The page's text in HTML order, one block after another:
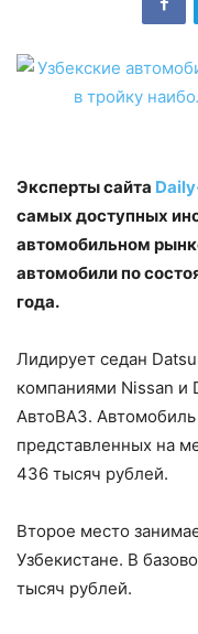
Эксперты сайта
самых доступных
автомобильном
автомобили по
года.
Лидирует седан
компаниями Nissan и
АвтоВАЗ.
представленных на
436 тысяч рублей.
Второе место
Узбекистане. В
тысяч рублей.